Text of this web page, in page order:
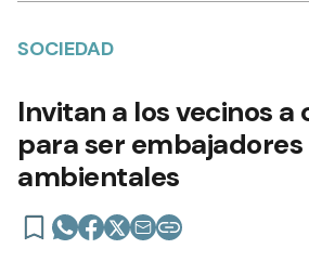
SOCIEDAD
Invitan a los vecinos
para ser embajadores
ambientales